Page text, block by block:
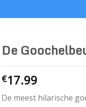
De
€17.99
De meest hilarische